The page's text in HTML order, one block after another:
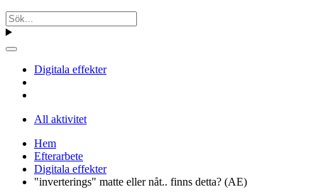
Digitala effekter
All aktivitet
Hem
Efterarbete
Digitala effekter
"inverterings" matte eller nåt.. finns detta? (AE)